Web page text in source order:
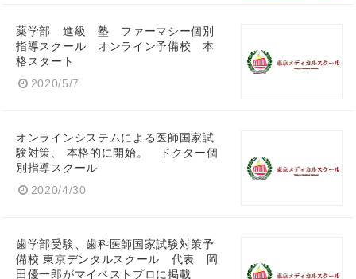
薬学部 進級 塾 ファーマシー個別
指導スクール オンライン予備校 本
格スタート
2020/5/7
オンラインシステムによる医師国家試
験対策、 本格的に開始。 ドクター個
別指導スクール
2020/4/30
歯学部受験、歯科医師国家試験対策予
備校 東京デンタルスクール 代表 岡
田優一郎がマイベストプロに掲載